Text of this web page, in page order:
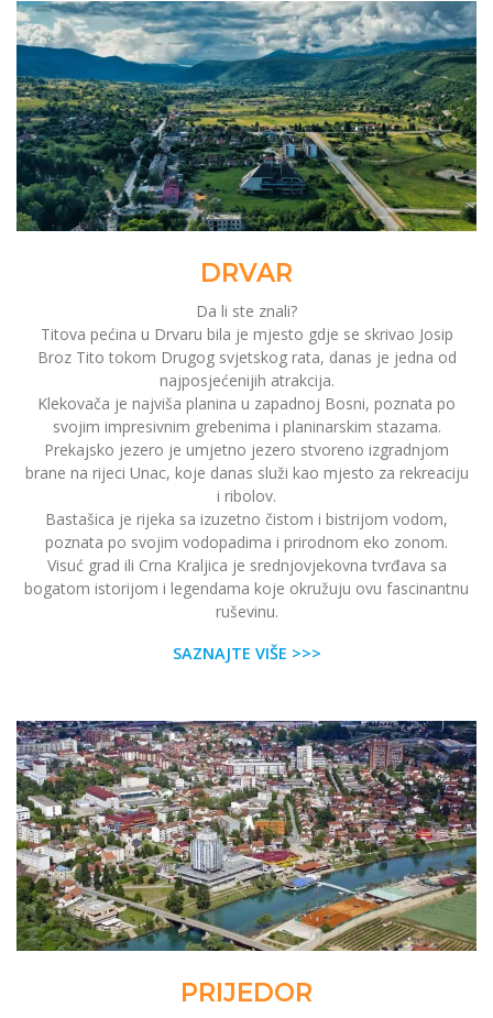
DRVAR
Da li ste znali?
Titova pećina u Drvaru bila je mjesto gdje se skrivao Josip
Broz Tito tokom Drugog svjetskog rata, danas je jedna od
najposjećenijih atrakcija.
Klekovača je najviša planina u zapadnoj Bosni, poznata po
svojim impresivnim grebenima i planinarskim stazama.
Prekajsko jezero je umjetno jezero stvoreno izgradnjom
brane na rijeci Unac, koje danas služi kao mjesto za rekreaciju
i ribolov.
Bastašica je rijeka sa izuzetno čistom i bistrijom vodom,
poznata po svojim vodopadima i prirodnom eko ​​zonom.
Visuć grad ili Crna Kraljica je srednjovjekovna tvrđava sa
bogatom istorijom i legendama koje okružuju ovu fascinantnu
ruševinu.
SAZNAJTE VIŠE >>>
PRIJEDOR